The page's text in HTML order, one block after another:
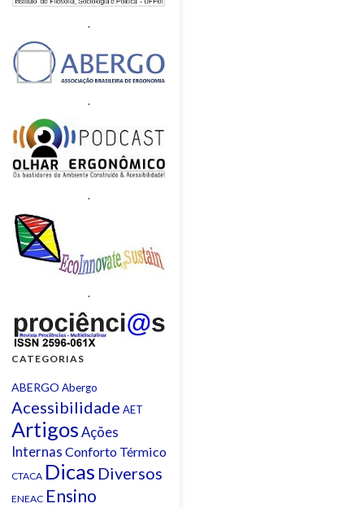
.
.
.
.
CATEGORIAS
ABERGO Abergo
Acessibilidade AET
ArtigosAções
Internas Conforto Térmico
CTACA Dicas Diversos
ENEAC Ensino